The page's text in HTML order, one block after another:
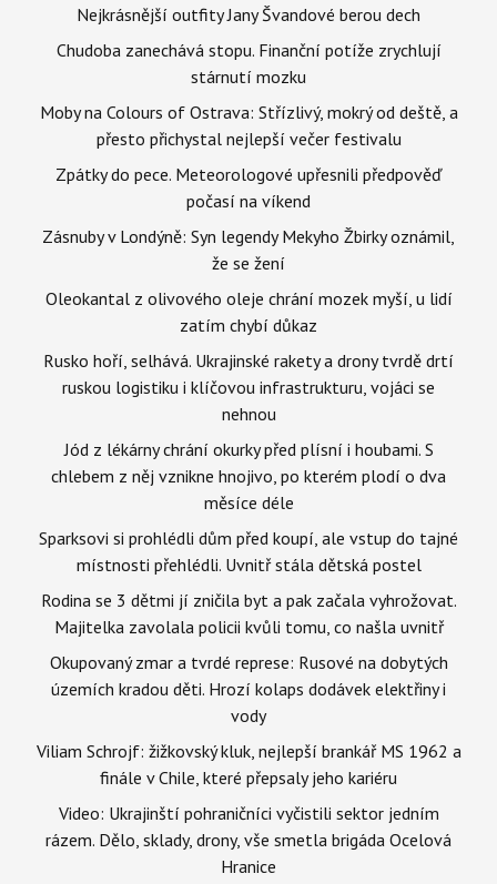
Nejkrásnější outfity Jany Švandové berou dech
Chudoba zanechává stopu. Finanční potíže zrychlují
stárnutí mozku
Moby na Colours of Ostrava: Střízlivý, mokrý od deště, a
přesto přichystal nejlepší večer festivalu
Zpátky do pece. Meteorologové upřesnili předpověď
počasí na víkend
Zásnuby v Londýně: Syn legendy Mekyho Žbirky oznámil,
že se žení
Oleokantal z olivového oleje chrání mozek myší, u lidí
zatím chybí důkaz
Rusko hoří, selhává. Ukrajinské rakety a drony tvrdě drtí
ruskou logistiku i klíčovou infrastrukturu, vojáci se
nehnou
Jód z lékárny chrání okurky před plísní i houbami. S
chlebem z něj vznikne hnojivo, po kterém plodí o dva
měsíce déle
Sparksovi si prohlédli dům před koupí, ale vstup do tajné
místnosti přehlédli. Uvnitř stála dětská postel
Rodina se 3 dětmi jí zničila byt a pak začala vyhrožovat.
Majitelka zavolala policii kvůli tomu, co našla uvnitř
Okupovaný zmar a tvrdé represe: Rusové na dobytých
územích kradou děti. Hrozí kolaps dodávek elektřiny i
vody
Viliam Schrojf: žižkovský kluk, nejlepší brankář MS 1962 a
finále v Chile, které přepsaly jeho kariéru
Video: Ukrajinští pohraničníci vyčistili sektor jedním
rázem. Dělo, sklady, drony, vše smetla brigáda Ocelová
Hranice